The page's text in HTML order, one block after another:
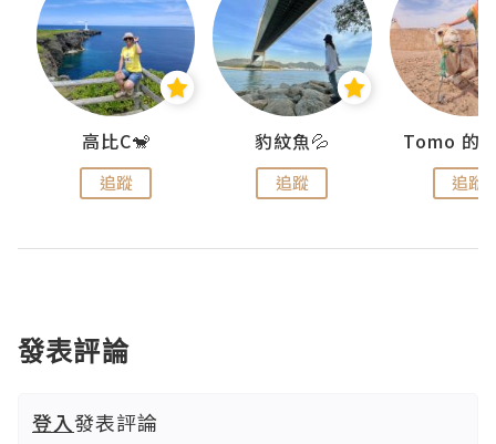
高比C🐒
追蹤
豹紋魚💦
追蹤 追蹤
發表評論
登入發表評論